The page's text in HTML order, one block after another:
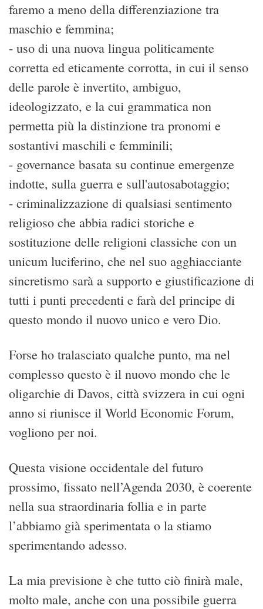
faremo a meno della differenziazione tra
maschio e femmina;
- uso di una nuova lingua politicamente
corretta ed eticamente corrotta, in cui il senso
delle parole è invertito, ambiguo,
ideologizzato, e la cui grammatica non
permetta più la distinzione tra pronomi e
sostantivi maschili e femminili;
- governance basata su continue emergenze
indotte, sulla guerra e sull'autosabotaggio;
- criminalizzazione di qualsiasi sentimento
religioso che abbia radici storiche e
sostituzione delle religioni classiche con un
unicum luciferino, che nel suo agghiacciante
sincretismo sarà a supporto e giustificazione di
tutti i punti precedenti e farà del principe di
questo mondo il nuovo unico e vero Dio.
Forse ho tralasciato qualche punto, ma nel
complesso questo è il nuovo mondo che le
oligarchie di Davos, città svizzera in cui ogni
anno si riunisce il World Economic Forum,
vogliono per noi.
Questa visione occidentale del futuro
prossimo, fissato nell’Agenda 2030, è coerente
nella sua straordinaria follia e in parte
l’abbiamo già sperimentata o la stiamo
sperimentando adesso.
La mia previsione è che tutto ciò finirà male,
molto male, anche con una possibile guerra